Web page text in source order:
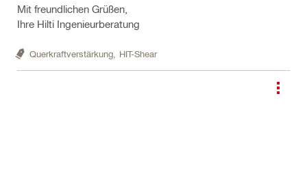
Mit freundlichen Grüßen,
Ihre Hilti Ingenieurberatung
Querkraftverstärkung, HIT-Shear